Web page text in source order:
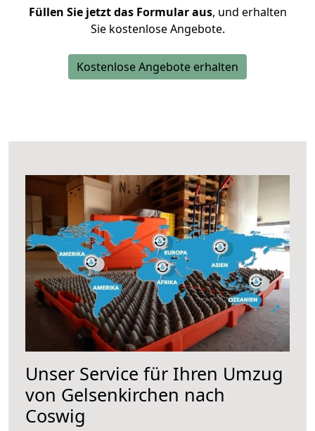
Füllen Sie jetzt das Formular aus, und erhalten
Sie kostenlose Angebote.
Kostenlose Angebote erhalten
Unser Service für Ihren Umzug
von Gelsenkirchen nach
Coswig